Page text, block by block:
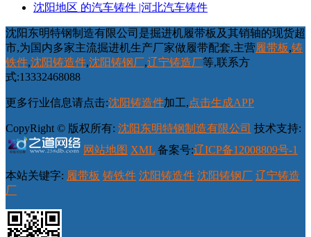
沈阳地区 的汽车铸件 |河北汽车铸件
沈阳东明特钢制造有限公司是掘进机履带板及其销轴的现货超
市,为国内多家主流掘进机生产厂家做履带配套,主营履带板,铸
铁件,沈阳铸造件,沈阳铸钢厂,辽宁铸造厂等,联系方
式:13332468088
更多行业信息请点击:沈阳铸造件加工,点击生成APP
CopyRight © 版权所有: 沈阳东明特钢制造有限公司 技术支持:
网站地图 XML 备案号:辽ICP备12008809号-1
本站关键字: 履带板 铸铁件 沈阳铸造件 沈阳铸钢厂 辽宁铸造
厂